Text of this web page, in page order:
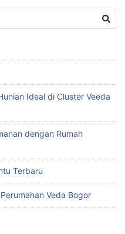
Ideal di Cluster Veeda
dengan Rumah
Terbaru
Veda Bogor